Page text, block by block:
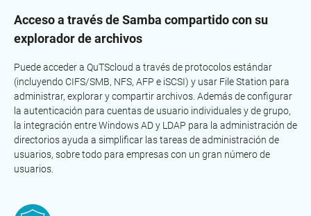
Acceso a través de Samba compartido con su
explorador de archivos
Puede acceder a QuTScloud a través de protocolos estándar
(incluyendo CIFS/SMB, NFS, AFP e iSCSI) y usar File Station para
administrar, explorar y compartir archivos. Además de configurar
la autenticación para cuentas de usuario individuales y de grupo,
la integración entre Windows AD y LDAP para la administración de
directorios ayuda a simplificar las tareas de administración de
usuarios, sobre todo para empresas con un gran número de
usuarios.